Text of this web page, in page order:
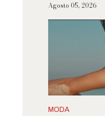
Agosto 05, 2026
MODA